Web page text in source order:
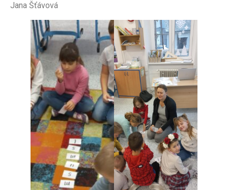
Jana Šťávová